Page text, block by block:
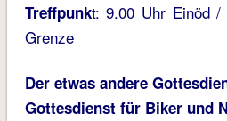
Treffpunkt: 9.00 Uhr Einöd
Grenze
Der etwas andere
Gottesdienst für Biker und